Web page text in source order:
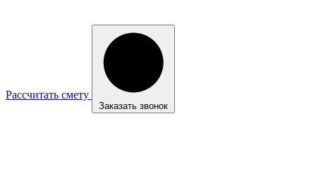
Рассчитать смету
Заказать звонок